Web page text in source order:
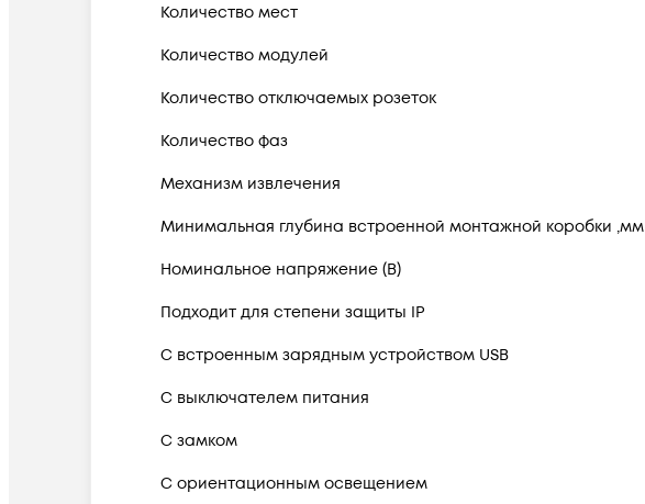
Количество мест
Количество модулей
Количество отключаемых розеток
Количество фаз
Механизм извлечения
Минимальная глубина встроенной монтажной коробки ,мм
Номинальное напряжение (В)
Подходит для степени защиты IP
С встроенным зарядным устройством USB
С выключателем питания
С замком
С ориентационным освещением